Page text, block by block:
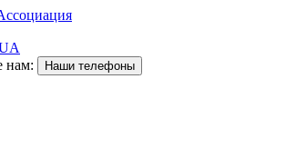
нам:
Наши телефоны